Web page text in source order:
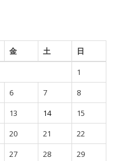
金 土 日
1
6 7
8
13 14
15
20 21
22
27 28
29